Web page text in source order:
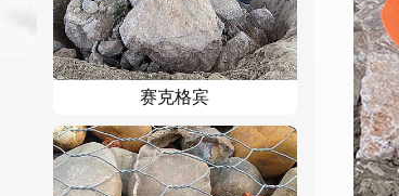
赛克格宾